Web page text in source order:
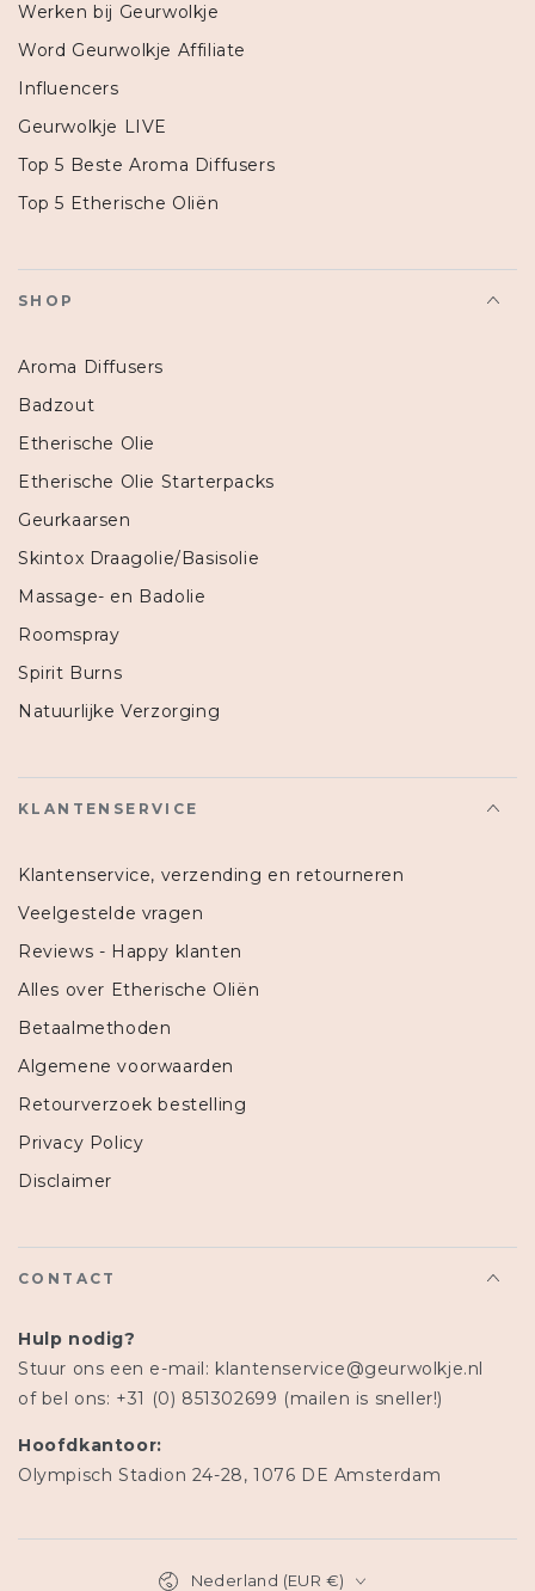
Werken bij Geurwolkje
Word Geurwolkje Affiliate
Influencers
Geurwolkje LIVE
Top 5 Beste Aroma Diffusers
Top 5 Etherische Oliën
SHOP
Aroma Diffusers
Badzout
Etherische Olie
Etherische Olie Starterpacks
Geurkaarsen
Skintox Draagolie/Basisolie
Massage- en Badolie
Roomspray
Spirit Burns
Natuurlijke Verzorging
KLANTENSERVICE
Klantenservice, verzending en retourneren
Veelgestelde vragen
Reviews - Happy klanten
Alles over Etherische Oliën
Betaalmethoden
Algemene voorwaarden
Retourverzoek bestelling
Privacy Policy
Disclaimer
CONTACT
Hulp nodig?
Stuur ons een e-mail: klantenservice@geurwolkje.nl
of bel ons: +31 (0) 851302699 (mailen is sneller!)
Hoofdkantoor:
Olympisch Stadion 24-28, 1076 DE Amsterdam
Nederland (EUR €)